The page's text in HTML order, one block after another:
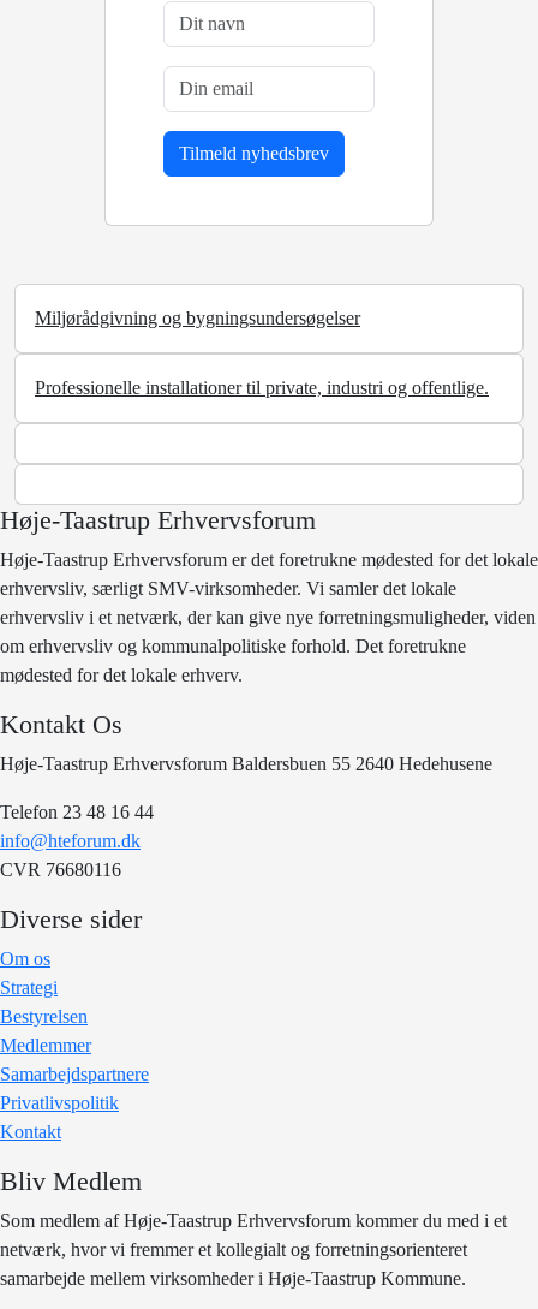
Miljørådgivning og bygningsundersøgelser
Professionelle installationer til private, industri og offentlige.
Høje-Taastrup Erhvervsforum
Høje-Taastrup Erhvervsforum er det foretrukne mødested for det lokale
erhvervsliv, særligt SMV-virksomheder. Vi samler det lokale
erhvervsliv i et netværk, der kan give nye forretningsmuligheder, viden
om erhvervsliv og kommunalpolitiske forhold. Det foretrukne
mødested for det lokale erhverv.
Kontakt Os
Høje-Taastrup Erhvervsforum Baldersbuen 55 2640 Hedehusene
Telefon 23 48 16 44
info@hteforum.dk
CVR 76680116
Diverse sider
Om os
Strategi
Bestyrelsen
Medlemmer
Samarbejdspartnere
Privatlivspolitik
Kontakt
Bliv Medlem
Som medlem af Høje-Taastrup Erhvervsforum kommer du med i et
netværk, hvor vi fremmer et kollegialt og forretningsorienteret
samarbejde mellem virksomheder i Høje-Taastrup Kommune.